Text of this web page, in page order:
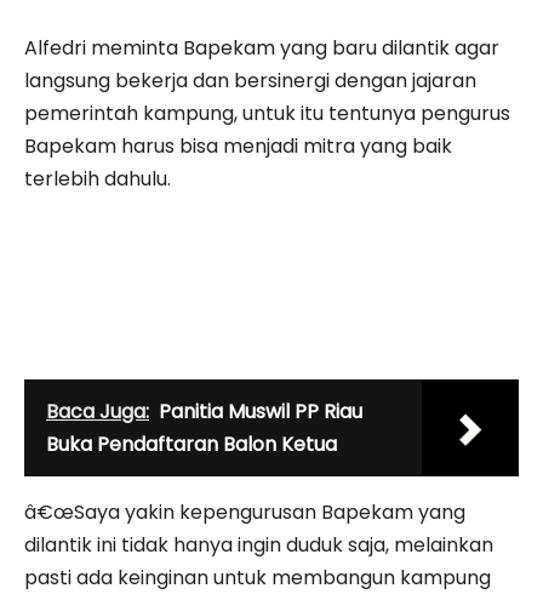
Alfedri meminta Bapekam yang baru dilantik agar
langsung bekerja dan bersinergi dengan jajaran
pemerintah kampung, untuk itu tentunya pengurus
Bapekam harus bisa menjadi mitra yang baik
terlebih dahulu.
Baca Juga: Panitia Muswil PP Riau
Buka Pendaftaran Balon Ketua
â€œSaya yakin kepengurusan Bapekam yang
dilantik ini tidak hanya ingin duduk saja, melainkan
pasti ada keinginan untuk membangun kampung